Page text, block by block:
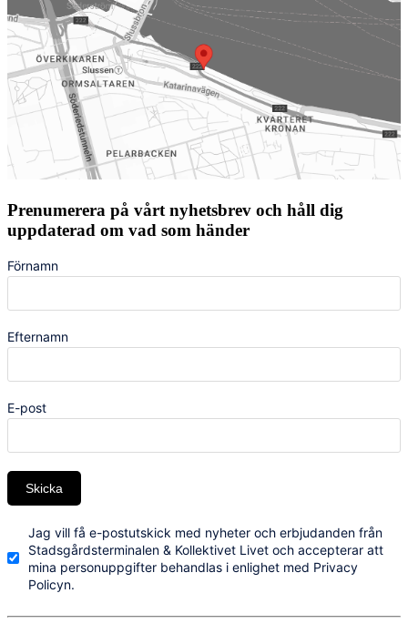
Prenumerera på vårt nyhetsbrev och håll dig
uppdaterad om vad som händer
Förnamn
Efternamn
E-post
Skicka
Jag vill få e-postutskick med nyheter och erbjudanden från
Stadsgårdsterminalen & Kollektivet Livet och accepterar att
mina personuppgifter behandlas i enlighet med Privacy
Policyn.